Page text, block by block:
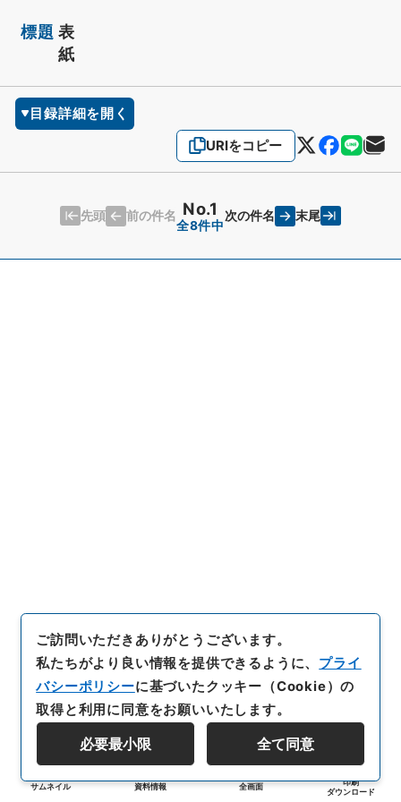
標題 表
紙
目録詳細を開く
URIをコピー
先頭 前の件名 No.1
全8件中
次の件名 末尾
サムネイル 資料情報 全画面
印刷
ダウンロード
ご訪問いただきありがとうございます。
私たちがより良い情報を提供できるように、 プライ
バシーポリシーに基づいたクッキー（Cookie）の
取得と利用に同意をお願いいたします。
必要最小限 全て同意